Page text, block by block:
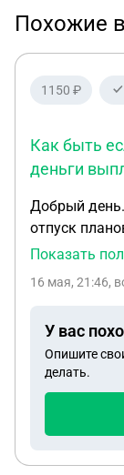
Похожие
1150 ₽
Как быть
деньги
Добрый
отпуск
Перед
том, что,
есть
пообещать
только
который
закроют
Показать
16 мая, 21:46,
У вас
Опишите
делать.